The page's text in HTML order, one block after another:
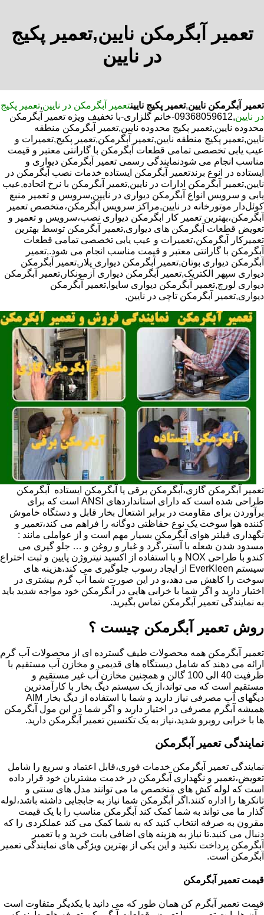
تعمیر آبگرمکن نایین,تعمیر پکیج
در نایین
تعمیر آبگرمکن نایین,تعمیر پکیج نایینتعمیر آبگرمکن در نایین,تعمیر پکیج
در نایین
,09368059612-خانم گلزاری-با تخفیف ویژه تعمیر آبگرمکن
محدوده نایین,تعمیر پکیج محدوده نایین,تعمیر آبگرمکن منطقه
نایین,تعمیر پکیج منطقه نایین,تعمیر آبگرمکن,تعمیر پکیج,تعمیرات و
عیب یابی تخصصی تمامی قطعات آبگرمکن با گارانتی معتبر و قیمت
مناسب انجام می شودنمایندگی رسمی تعمیر آبگرمکن دیواری و
ایستاده در انوع برندتعمیر آبگرمکن ایستاده خدمات نصب آبگرمکن در
نایین,تعمیر آبگرمکن ادارات در نایین,تعمیر آبگرمکن با نرخ اتحاده,عیب
یابی و سرویس انواع آبگرمکن دیواری در نایین,سرویس و تعمیر منبع
کوئل‌دار موتورخانه در نایین,مراکز سرویس آبگرمکن،متخصص تعمیر
آبگرمکن،بهترین تعمیر کار ابگرمکن دیواری نصب،سرویس و تعمیر و
تعویض قطعات آبگرمکن های دیواری,تعمیر آبگرمکن توسط بهترین
تعمیرکار آبگرمکن،تعمیرات و عیب یابی تخصصی تمامی قطعات
آبگرمکن با گارانتی معتبر و قیمت مناسب انجام می شود.,تعمیر
آبگرمکن دیواری بوتان,تعمیر آبگرمکن دیواری پلار,تعمیر آبگرمکن
دیواری سپهر الکتریک,تعمیر آبگرمکن دیواری آزمونکار,تعمیر آبگرمکن
دیواری لورچ,تعمیر آبگرمکن دیواری سایوا,تعمیر آبگرمکن
دیواری,تعمیر آبگرمکن تاچی در نایین,
تعمیر آبگرمکن گازی،آبگرمکن برقی یا آبگرمکن ایستاده ​ آبگرمکن
طراحی شده است که دارای استانداردهای ANSI است که برای
برآوردن برای مقاومت در برابر اشتعال بخار قابل و دستگاه خاموش
کننده هوا سوخت یک نوع حفاظتی دوگانه را فراهم می کند،تعمیر و
نگهداری فیلتر هوای آبگرمکن بسیار مهم است و از عواملی مانند :
مسدود شدن شعله با آستر،گرد و غبار و روغن و … جلو گیری می
کندو با طراحی NOX و با استفاده از اکسید نیتروژن پایین و ثبت اختراع
سیستم EverKleen از ایجاد رسوب جلوگیری می کند،هزینه های
سوخت را کاهش می دهد،و در این صورت شما آب گرم بیشتری در
اختیار دارید و اگر شما با خرابی هایی در آبگرمکن خود مواجه شدید باید
به نمایندگی تعمیر آبگرمکن تماس بگیرید.
روش تعمیر آبگرمکن چیست ؟
تعمیر آبگرمکن همه محصولات طیف گسترده ای از محصولات آب گرم
ارائه می دهند که شامل دیستگاه های قدیمی و مخازن آب مستقیم با
ظرفیت 40 الی 100 گالن و همچنین مخازن آب غیر مستقیم و
مستقیم است که می تواند،از یک سیستم دیگ بخار با کارآمدترین
دیگهای آب مصرفی نیاز دارید و شما با استفاده از دیگ بخار AIM
همیشه آبگرم مصرفی در اختیار دارید و اگر شما در این مول آبگرمکن
ها با خرابی روبرو شدید،نیاز به یک تکنسین تعمیر آبگرمکن دارید.
نمایندگی تعمیر آبگرمکن
نمایندگی تعمیر آبگرمکن خدمات فوری،قابل اعتماد و سریع را شامل
تعویض،تعمیر و نگهداری آبگرمکن در خدمت مشتریان خود قرار داده
است که لوله کش های متخصص ما می توانند مدل های سنتی و
تانکرها را اداره کنند.اگر آبگرمکن شما نیاز به جابجایی داشته باشد،لوله
گذار ما می تواند به شما کمک کند آبگرمکن مناسب را با یک قیمت
مقرون به صرفه انتخاب کنید که به شما کمک می کند عملکردی را که
دنبال می کنید.تا نیاز به هزینه های اضافی بابت خرید و یا تعمیر
آبگرمکن پرداخت نکنید و این یکی از بهترین ویژگی های نمایندگی تعمیر
آبگرمکن است.
قیمت تعمیر آبگرمکن
قیمت تعمیر آبگرم کن همان طور که می دانید با یکدیگر متفاوت است